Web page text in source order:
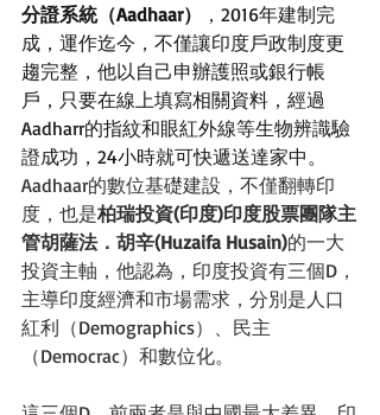
分證系統（Aadhaar）
，2016年建制完
成，運作迄今，不僅讓印度戶政制度更
趨完整，他以自己申辦護照或銀行帳
戶，只要在線上填寫相關資料，經過
Aadharr的指紋和眼紅外線等生物辨識驗
證成功，24小時就可快遞送達家中。
Aadhaar的數位基礎建設，不僅翻轉印
度，也是柏瑞投資(印度)印度股票團隊主
管胡薩法．胡辛(Huzaifa Husain)的一大
投資主軸，他認為，印度投資有三個D，
主導印度經濟和市場需求，分別是人口
紅利（Demographics）、民主
（Democrac）和數位化。